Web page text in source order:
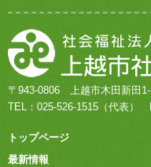
〒943-0806 上越市木田新田
TEL： 025-526-1515 （代表）
トップページ
最新情報